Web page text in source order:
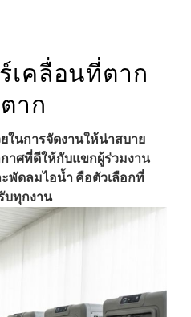
เคลื่อนที่ตาก
าก
นการจัดงานให้น่าสบาย
าศที่ดีให้กับแขกผู้ร่วมงาน
พัดลมไอน้ำ คือตัวเลือกที่
บทุกงาน